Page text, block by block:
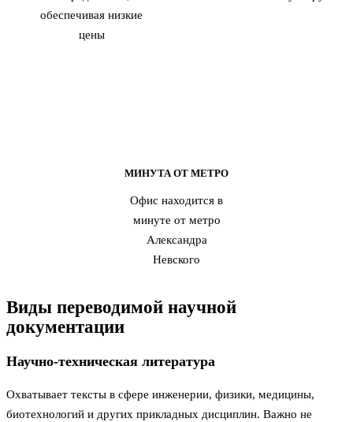
обеспечивая низкие
цены
МИНУТА ОТ МЕТРО
Офис находится в
минуте от метро
Александра
Невского
Виды переводимой научной
документации
Научно-техническая литература
Охватывает тексты в сфере инженерии, физики, медицины,
биотехнологий и других прикладных дисциплин. Важно не